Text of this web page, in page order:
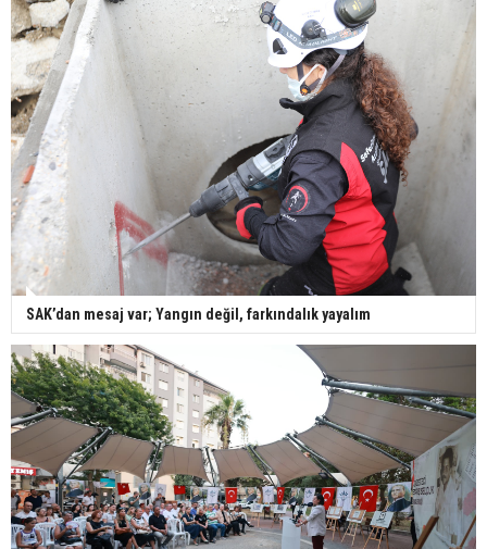
SAK’dan mesaj var; Yangın değil, farkındalık yayalım